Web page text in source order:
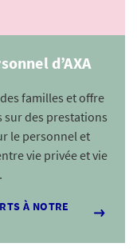
d’AXA
familles et offre
sur des prestations
le personnel et
vie privée et vie
À NOTRE